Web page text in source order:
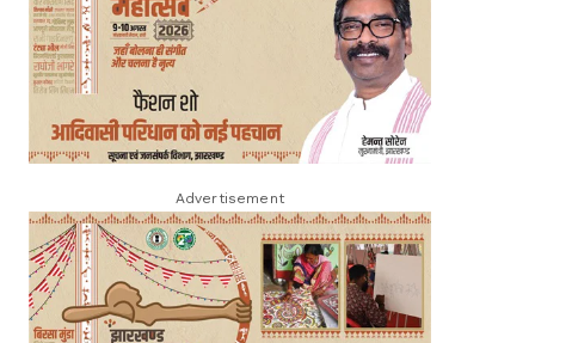
Advertisement